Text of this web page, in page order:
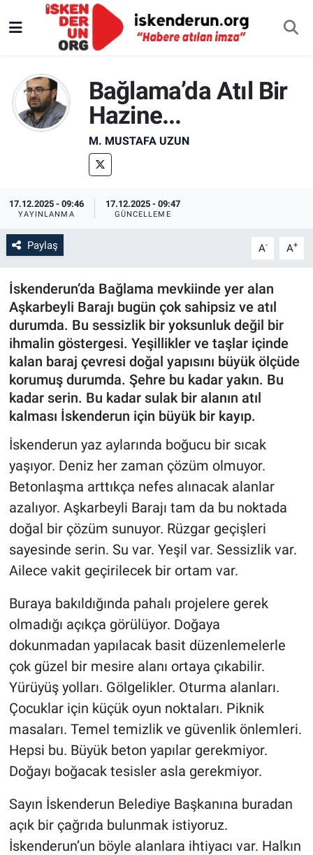
Bağlama’da Atıl Bir
Hazine...
M. MUSTAFA UZUN
17.12.2025 - 09:46
YAYINLANMA
17.12.2025 - 09:47
GÜNCELLEME
Paylaş A- A+
İskenderun’da Bağlama mevkiinde yer alan
Aşkarbeyli Barajı bugün çok sahipsiz ve atıl
durumda. Bu sessizlik bir yoksunluk değil bir
ihmalin göstergesi. Yeşillikler ve taşlar içinde
kalan baraj çevresi doğal yapısını büyük ölçüde
korumuş durumda. Şehre bu kadar yakın. Bu
kadar serin. Bu kadar sulak bir alanın atıl
kalması İskenderun için büyük bir kayıp.
İskenderun yaz aylarında boğucu bir sıcak
yaşıyor. Deniz her zaman çözüm olmuyor.
Betonlaşma arttıkça nefes alınacak alanlar
azalıyor. Aşkarbeyli Barajı tam da bu noktada
doğal bir çözüm sunuyor. Rüzgar geçişleri
sayesinde serin. Su var. Yeşil var. Sessizlik var.
Ailece vakit geçirilecek bir ortam var.
Buraya bakıldığında pahalı projelere gerek
olmadığı açıkça görülüyor. Doğaya
dokunmadan yapılacak basit düzenlemelerle
çok güzel bir mesire alanı ortaya çıkabilir.
Yürüyüş yolları. Gölgelikler. Oturma alanları.
Çocuklar için küçük oyun noktaları. Piknik
masaları. Temel temizlik ve güvenlik önlemleri.
Hepsi bu. Büyük beton yapılar gerekmiyor.
Doğayı boğacak tesisler asla gerekmiyor.
Sayın İskenderun Belediye Başkanına buradan
açık bir çağrıda bulunmak istiyoruz.
İskenderun’un böyle alanlara ihtiyacı var. Halkın